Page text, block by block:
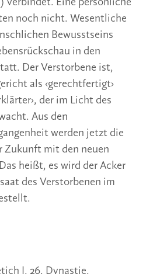
verbindet. Eine persönliche
noch nicht. Wesentliche
Bewusstseins
in den
Der Verstorbene ist,
als ‹gerechtfertigt›
der im Licht des
Aus den
werden jetzt die
Zukunft mit den neuen
heißt, es wird der Acker
des Verstorbenen im